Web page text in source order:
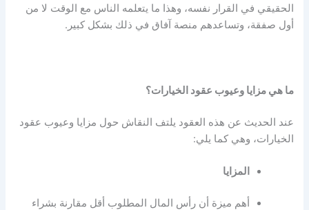
الحقيقي في القرار نفسه، وهذا ما يتعلمه الناس مع الوقت لا من
أول صفقة، وتساعدهم منصة آفاقفي ذلك بشكل كبير.
ما هي مزايا وعيوب عقود الخيارات؟
عند الحديث عن هذه العقود يلتف النقاش حول مزايا وعيوب عقود
الخيارات، وهي كما يلي:
المزايا
أهم ميزة أن رأس المال المطلوب أقل مقارنة بشراء